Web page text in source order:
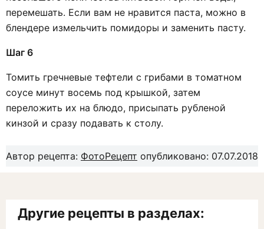
перемешать. Если вам не нравится паста, можно в
блендере измельчить помидоры и заменить пасту.
Шаг 6
Томить гречневые тефтели с грибами в томатном
соусе минут восемь под крышкой, затем
переложить их на блюдо, присыпать рубленой
кинзой и сразу подавать к столу.
Автор рецепта: ФотоРецепт опубликовано: 07.07.2018
Другие рецепты в разделах: